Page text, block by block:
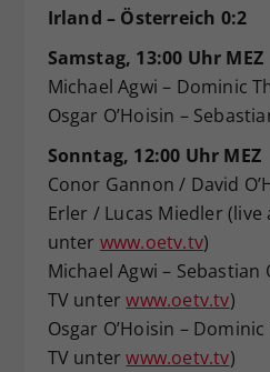
Irland – Österreich 0:2
Samstag, 13:00 Uhr MEZ
Michael Agwi – Dominic
Osgar O’Hoisin –
Sonntag, 12:00 Uhr MEZ
Conor Gannon / David
Erler / Lucas Miedler (live
unter www.oetv.tv)
Michael Agwi – Sebastian
TV unterwww.oetv.tv)
Osgar O’Hoisin –
TV unterwww.oetv.tv)